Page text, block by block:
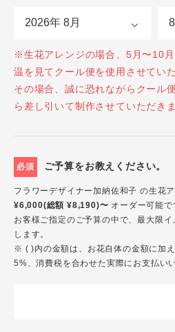
※生花アレンジの場合、5月〜10
温を見てクール便を使用させてい
その場合、誠に恐れながらクール
ら差し引いて制作させていただきま
必須 ご予算をお教えください。
フラワーデザイナー加納佐和子 の生花
¥6,000(総額 ¥8,190)〜 オーダー可能で
お客様ご指定のご予算の中で、最大限
します。
※ ( )内の金額は、お花自体の金額に加
5%、消費税を合わせた実際にお支払い